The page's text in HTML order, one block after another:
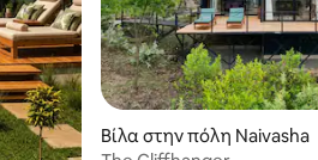
Βίλα στην πόλη Naivasha